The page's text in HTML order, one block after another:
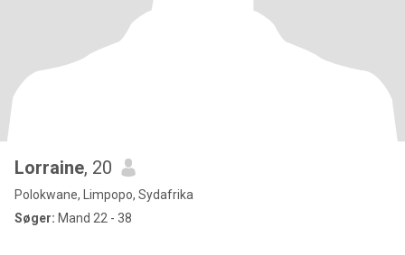
Lorraine, 20
Polokwane, Limpopo, Sydafrika
Søger: Mand 22 - 38